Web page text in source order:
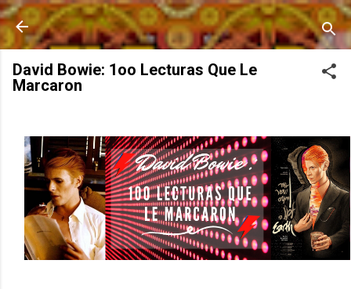
Ir al contenido principal
David Bowie: 1oo Lecturas Que Le
Marcaron